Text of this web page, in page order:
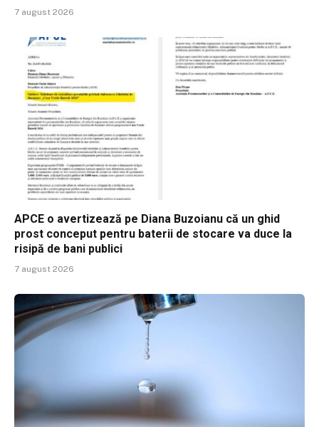
7 august 2026
APCE o avertizează pe Diana Buzoianu că un ghid
prost conceput pentru baterii de stocare va duce la
risipă de bani publici
7 august 2026